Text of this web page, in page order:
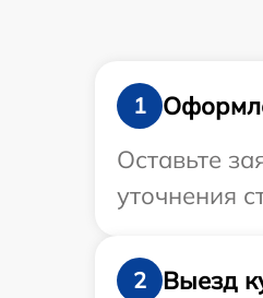
1
Оставьте
уточнения
2
Выезд